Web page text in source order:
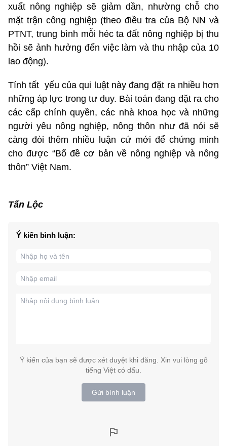
xuất nông nghiệp sẽ giảm dần, nhường chỗ cho
mặt trận công nghiệp (theo điều tra của Bộ NN và
PTNT, trung bình mỗi héc ta đất nông nghiệp bị thu
hồi sẽ ảnh hưởng đến việc làm và thu nhập của 10
lao động).
Tính tất yếu của qui luật này đang đặt ra nhiều hơn
những áp lực trong tư duy. Bài toán đang đặt ra cho
các cấp chính quyền, các nhà khoa học và những
người yêu nông nghiệp, nông thôn như đã nói sẽ
càng đòi thêm nhiều luận cứ mới để chứng minh
cho được “Bổ đề cơ bản về nông nghiệp và nông
thôn” Việt Nam.
Tấn Lộc
Ý kiến bình luận:
Ý kiến của bạn sẽ được xét duyệt khi đăng. Xin vui lòng gõ
tiếng Việt có dấu.
Gửi bình luận